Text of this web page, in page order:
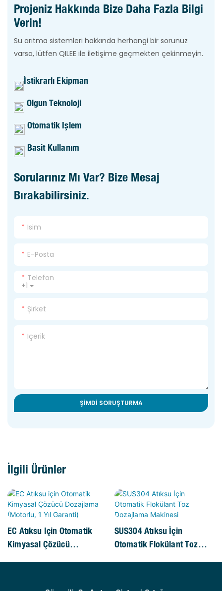
Projeniz Hakkında Bize Daha Fazla Bilgi
Verin!
Su arıtma sistemleri hakkında herhangi bir sorunuz
varsa, lütfen QILEE ile iletişime geçmekten çekinmeyin.
İstikrarlı Ekipman
Olgun Teknoloji
Otomatik Işlem
Basit Kullanım
Sorularınız Mı Var? Bize Mesaj
Bırakabilirsiniz.
Isim
E-Posta
+1
Telefon
Şirket
Içerik
ŞIMDI SORUŞTURMA
İlgili Ürünler
EC Atıksu Için Otomatik
Kimyasal Çözücü
SUS304 Atıksu İçin
Otomatik Flokülant Toz